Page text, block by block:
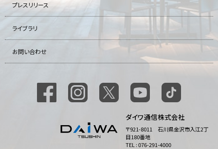
プレスリリース
ライブラリ
お問い合わせ
ダイワ通信株式会社
〒921-8011 石川県金沢市入江2丁
目180番地
TEL : 076-291-4000